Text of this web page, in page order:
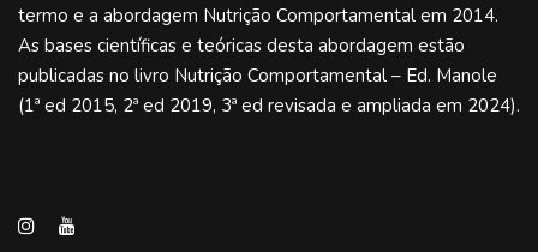
termo e a abordagem Nutrição Comportamental em 2014.
As bases científicas e teóricas desta abordagem estão
publicadas no livro Nutrição Comportamental – Ed. Manole
(1ª ed 2015, 2ª ed 2019, 3ª ed revisada e ampliada em 2024).